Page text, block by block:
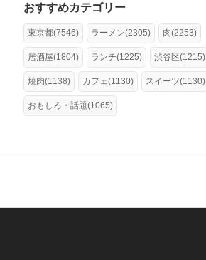
おすすめカテゴリー
東京都(7546) ラーメン(2305) 肉(2253)
居酒屋(1804) ランチ(1225) 渋谷区(1215)
焼肉(1138) カフェ(1130) スイーツ(1130)
おもしろ・話題(1065)